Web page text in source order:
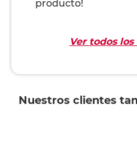
producto!
Ver todos
Nuestros clientes